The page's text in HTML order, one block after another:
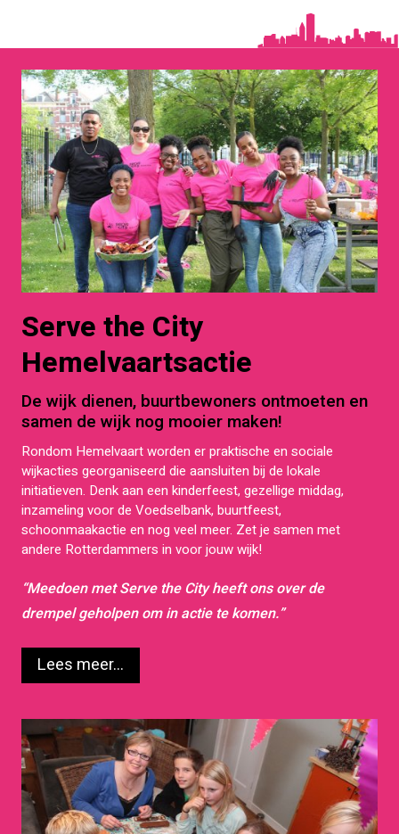
Serve the City
Hemelvaartsactie
De wijk dienen, buurtbewoners ontmoeten en
samen de wijk nog mooier maken!
Rondom Hemelvaart worden er praktische en sociale
wijkacties georganiseerd die aansluiten bij de lokale
initiatieven. Denk aan een kinderfeest, gezellige middag,
inzameling voor de Voedselbank, buurtfeest,
schoonmaakactie en nog veel meer. Zet je samen met
andere Rotterdammers in voor jouw wijk!
“Meedoen met Serve the City heeft ons over de
drempel geholpen om in actie te komen.”
Lees meer...